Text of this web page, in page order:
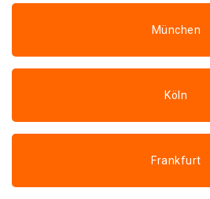
München
Köln
Frankfurt